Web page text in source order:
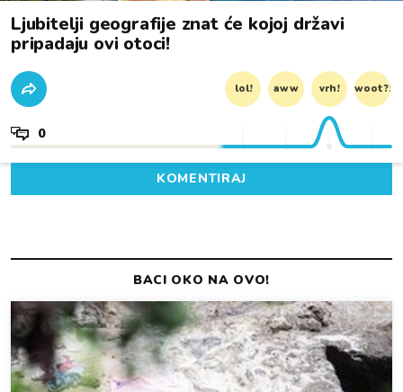
Ljubitelji geografije znat će kojoj državi
pripadaju ovi otoci!
lol! aww vrh! woot?!
0
KOMENTIRAJ